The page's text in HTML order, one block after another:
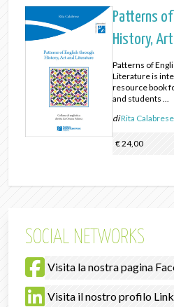
Patterns
History,
Patterns of
Literature is
resource book
and students ...
diRita Calabrese
€ 24,00
SOCIAL NETWORKS
Visita la nostra pagina
Visita il nostro profilo